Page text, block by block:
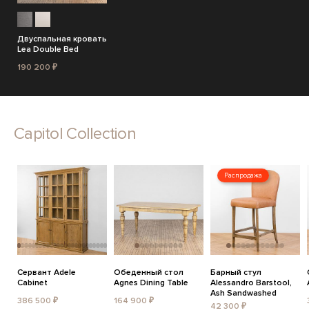
Двуспальная кровать
Lea Double Bed
190 200 ₽
Capitol Collection
Сервант Adele
Cabinet
386 500 ₽
Обеденный стол
Agnes Dining Table
164 900 ₽
Распродажа
Барный стул
Alessandro Barstool,
Ash Sandwashed
42 300 ₽